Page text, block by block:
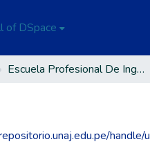
of DSpace
Escuela Profesional De Ingeniería Ambiental Y Forestal
handle/